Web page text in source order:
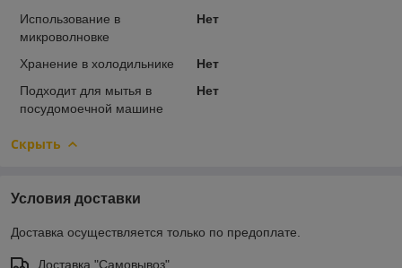
Использование в
микроволновке
Нет
Хранение в холодильнике
Нет
Подходит для мытья в
посудомоечной машине
Нет
Скрыть
Условия доставки
Доставка осуществляется только по предоплате.
Доставка "Самовывоз"